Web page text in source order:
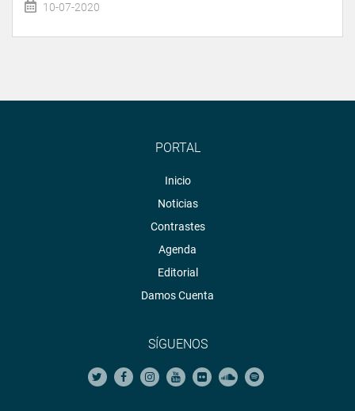
10-07-2020
PORTAL
Inicio
Noticias
Contrastes
Agenda
Editorial
Damos Cuenta
SÍGUENOS